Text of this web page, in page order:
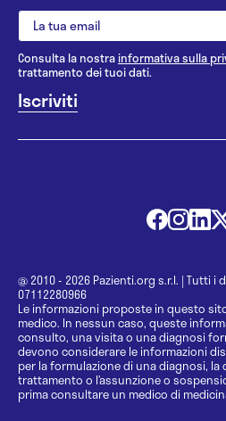
Consulta la nostrainformativa sulla
trattamento dei tuoi dati.
@ 2010 - 2026 Pazienti.org s.r.l. | Tutti i
07112280966
Le informazioni proposte in questo
medico. In nessun caso, queste
consulto, una visita o una diagnosi
devono considerare le informazioni
per la formulazione di una diagnosi, la
trattamento o l’assunzione o
prima consultare un medico di